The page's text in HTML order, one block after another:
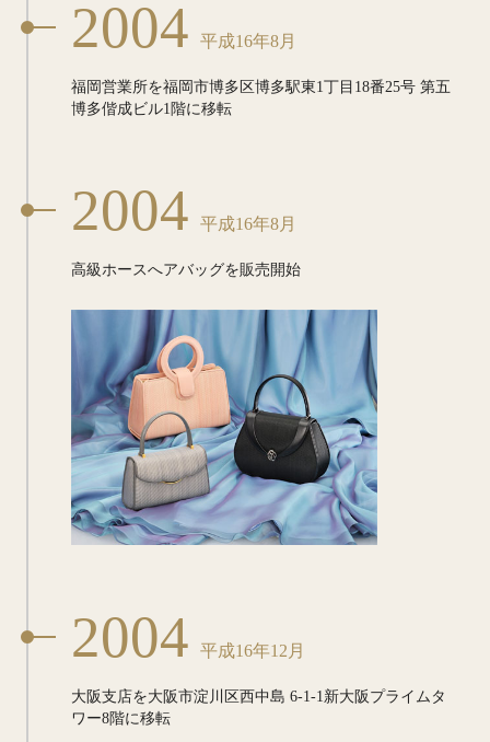
2004 平成16年8月
福岡営業所を福岡市博多区博多駅東1丁目18番25号 第五
博多偕成ビル1階に移転
2004 平成16年8月
高級ホースへアバッグを販売開始
2004 平成16年12月
大阪支店を大阪市淀川区西中島 6-1-1新大阪プライムタ
ワー8階に移転